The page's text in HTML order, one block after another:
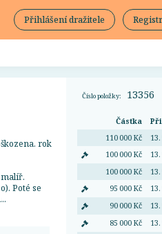
Přihlášení dražitele
rok
Poté se
Číslo položky: 13356
Částka
110 000 Kč
100 000 Kč
100 000 Kč
95 000 Kč
90 000 Kč
85 000 Kč